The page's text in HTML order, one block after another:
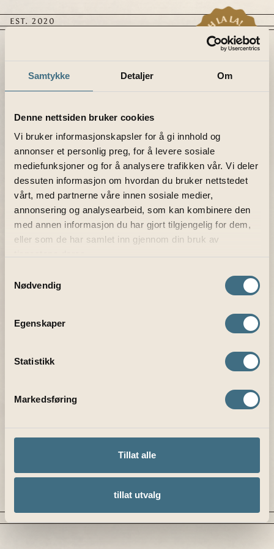
Samtykke Detaljer Om
Denne nettsiden bruker cookies
Vi bruker informasjonskapsler for å gi innhold og
annonser et personlig preg, for å levere sosiale
mediefunksjoner og for å analysere trafikken vår. Vi deler
dessuten informasjon om hvordan du bruker nettstedet
vårt, med partnerne våre innen sosiale medier,
annonsering og analysearbeid, som kan kombinere den
med annen informasjon du har gjort tilgjengelig for dem,
eller som de har samlet inn gjennom din bruk av
Nødvendig
Egenskaper
Statistikk
Markedsføring
Tillat alle
tillat utvalg
til
innhold
EST. 2020
Solli plass Frognerparken